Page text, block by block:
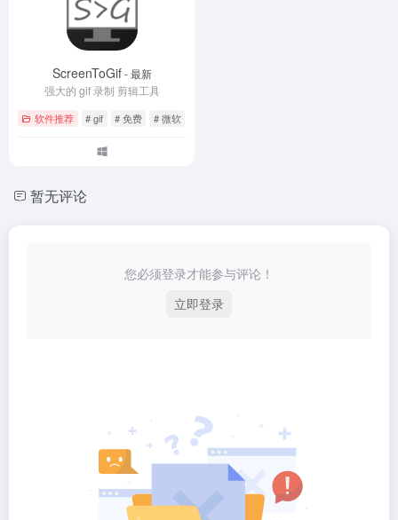
ScreenToGif- 最新
强大的 gif 录制 剪辑工具
软件推荐 # gif # 免费 # 微软
暂无评论
您必须登录才能参与评论！
立即登录